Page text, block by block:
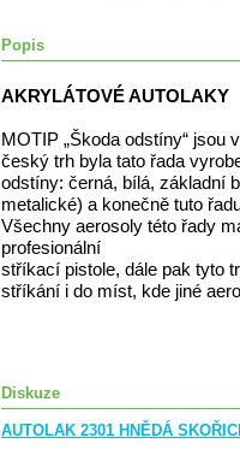
Popis
AKRYLÁTOVÉ AUTOLAKY
MOTIP „Škoda odstíny“
český trh byla tato řada
odstíny: černá, bílá, základní
metalické) a konečně tuto
Všechny aerosoly této řady
profesionální
stříkací pistole, dále pak tyto
stříkání i do míst, kde jiné
Diskuze
AUTOLAK 2301 HNĚDÁ